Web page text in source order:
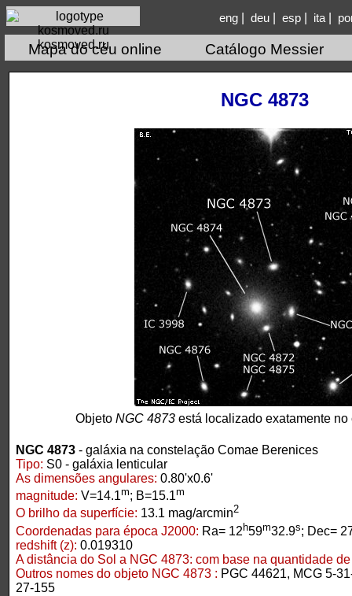
kosmoved.ru
eng| deu| esp| ita|
Mapa do céu online Catálogo Messier
NGC 4873
Objeto NGC 4873 está localizado exatamente no
NGC 4873 - galáxia na constelação Comae Berenices
Tipo: S0 - galáxia lenticular
As dimensões angulares: 0.80'x0.6'
magnitude: V=14.1m; B=15.1m
O brilho da superfície: 13.1 mag/arcmin2
Coordenadas para época J2000: Ra= 12 h59m32.9s; Dec=
redshift (z): 0.019310
A distância do Sol a NGC 4873: com base na quantidade
Outros nomes do objeto NGC 4873 : PGC 44621, MCG 5-
27-155